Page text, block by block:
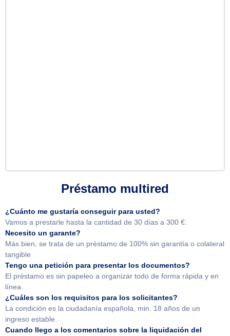
Préstamo multired
¿Cuánto me gustaría conseguir para usted?
Vamos a prestarle hasta la cantidad de 30 días a 300 €.
Necesito un garante?
Más bien, se trata de un préstamo de 100% sin garantía o colateral
tangible
Tengo una petición para presentar los documentos?
El préstamo es sin papeleo a organizar todo de forma rápida y en
línea.
¿Cuáles son los requisitos para los solicitantes?
La condición es la ciudadanía española, min. 18 años de un
ingreso estable.
Cuando llego a los comentarios sobre la liquidación del